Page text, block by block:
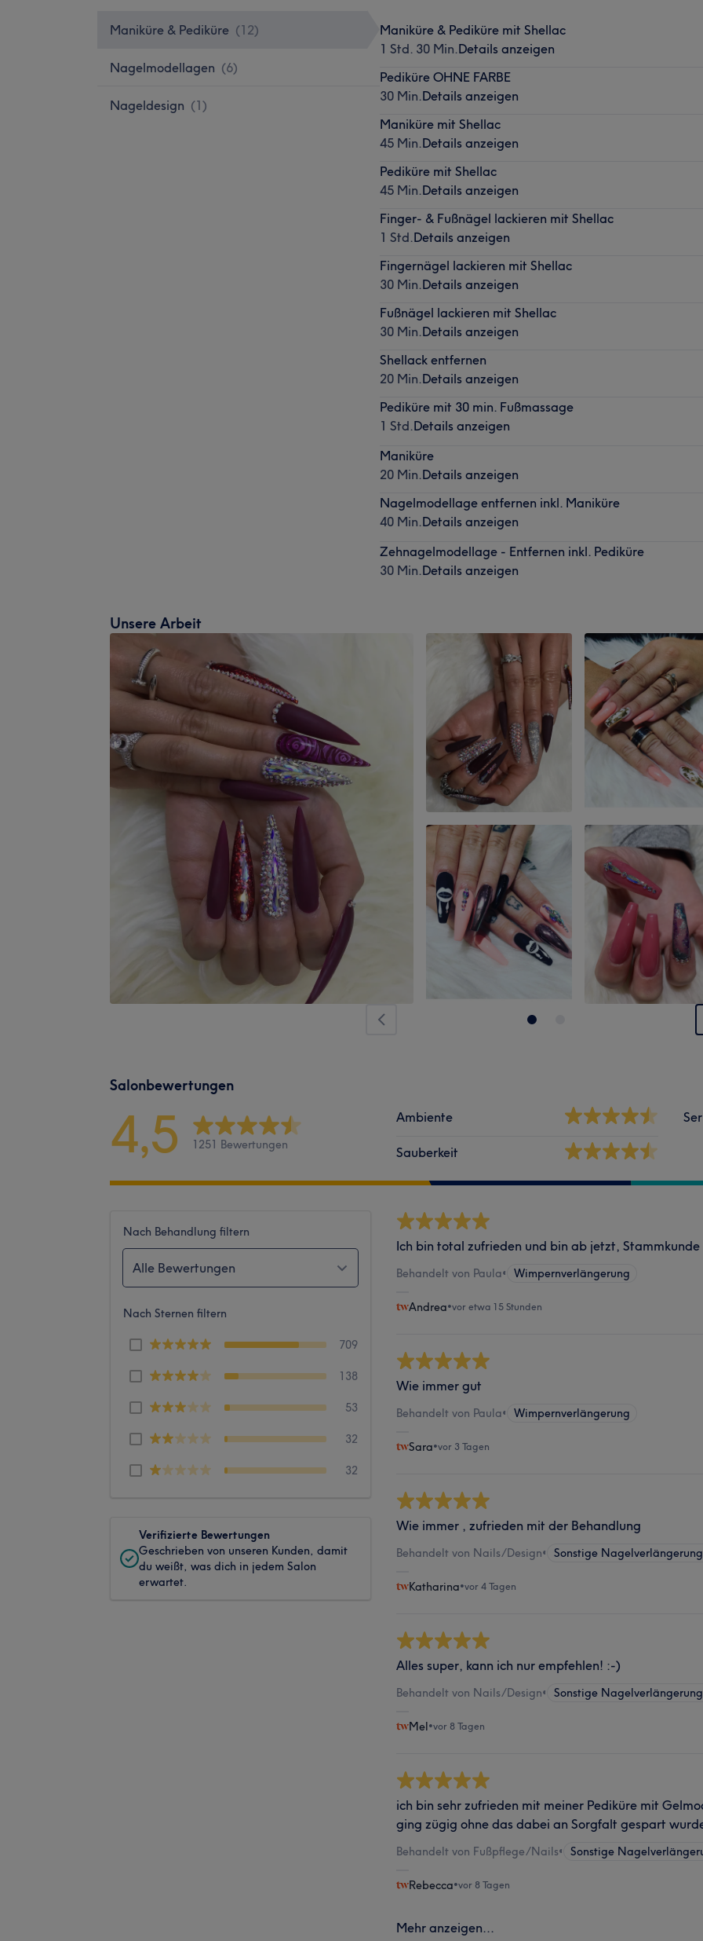
Maniküre & Pediküre (12)
Nagelmodellagen (6)
Nageldesign (1)
Maniküre & Pediküre mit Shellac
1 Std. 30 Min.Details anzeigen
Pediküre OHNE FARBE
30 Min.Details anzeigen
Maniküre mit Shellac
45 Min.Details anzeigen
Pediküre mit Shellac
45 Min.Details anzeigen
Finger- & Fußnägel lackieren mit Shellac
1 Std.Details anzeigen
Fingernägel lackieren mit Shellac
30 Min.Details anzeigen
Fußnägel lackieren mit Shellac
30 Min.Details anzeigen
Shellack entfernen
20 Min.Details anzeigen
Pediküre mit 30 min. Fußmassage
1 Std.Details anzeigen
Maniküre
20 Min.Details anzeigen
Nagelmodellage entfernen inkl. Maniküre
40 Min.Details anzeigen
Zehnagelmodellage - Entfernen inkl. Pediküre
30 Min.Details anzeigen
Unsere Arbeit
Salonbewertungen
4,5 1251 Bewertungen
Ambiente
Sauberkeit
Nach Behandlung filtern
Alle Bewertungen
Nach Sternen filtern
709
138
53
32
32
Verifizierte Bewertungen
Geschrieben von unseren Kunden, damit
du weißt, was dich in jedem Salon
erwartet.
Ich bin total zufrieden und bin ab jetzt, Stammkunde
Behandelt von Paula• Wimpernverlängerung
Andrea•vor etwa 15 Stunden
Wie immer gut
Behandelt von Paula• Wimpernverlängerung
Sara•vor 3 Tagen
Wie immer , zufrieden mit der Behandlung
Behandelt von Nails/Design• Sonstige
Katharina•vor 4 Tagen
Alles super, kann ich nur empfehlen! :-)
Behandelt von Nails/Design• Sonstige
Mel•vor 8 Tagen
ich bin sehr zufrieden mit meiner Pediküre mit
ging zügig ohne das dabei an Sorgfalt gespart
Behandelt von Fußpflege/Nails• Sonstige
Rebecca•vor 8 Tagen
Mehr anzeigen...